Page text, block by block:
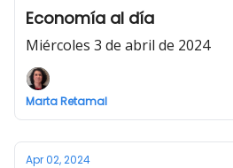
Economía al día
Miércoles 3 de abril de 2024
Marta Retamal
Apr 02, 2024